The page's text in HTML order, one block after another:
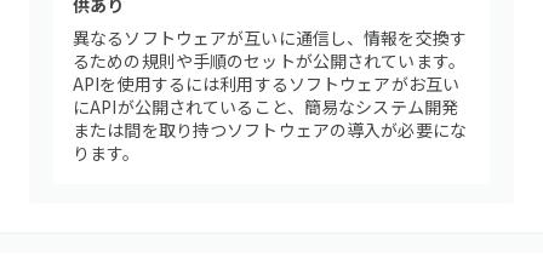
供あり
異なるソフトウェアが互いに通信し、情報を交換す
るための規則や手順のセットが公開されています。
APIを使用するには利用するソフトウェアがお互い
にAPIが公開されていること、簡易なシステム開発
または間を取り持つソフトウェアの導入が必要にな
ります。